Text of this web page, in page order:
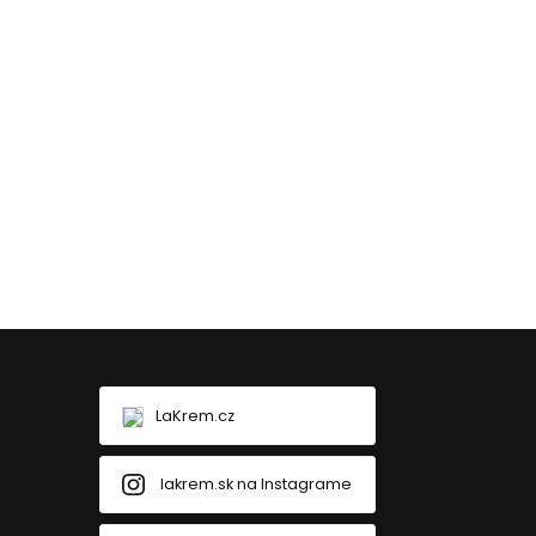
LaKrem.cz
lakrem.sk na Instagrame